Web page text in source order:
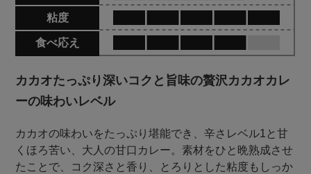
粘度
食べ応え
カカオたっぷり深いコクと旨味の贅沢カカオカレ
ーの味わいレベル
カカオの味わいをたっぷり堪能でき、辛さレベル1と甘
くほろ苦い、大人の甘口カレー。素材をひと晩熟成させ
たことで、コク深さと香り、とろりとした粘度もしっか